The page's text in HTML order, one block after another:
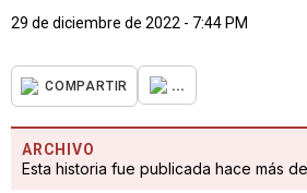
29 de diciembre de 2022 - 7:44 PM
COMPARTIR ...
ARCHIVO
Esta historia fue publicada hace más